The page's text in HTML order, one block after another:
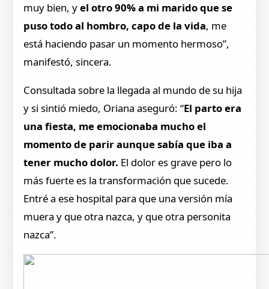
muy bien, yel otro 90% a mi marido que se
puso todo al hombro, capo de la vida, me
está haciendo pasar un momento hermoso”,
manifestó, sincera.
Consultada sobre la llegada al mundo de su hija
y si sintió miedo, Oriana aseguró: “El parto era
una fiesta, me emocionaba mucho el
momento de parir aunque sabía que iba a
tener mucho dolor. El dolor es grave pero lo
más fuerte es la transformación que sucede.
Entré a ese hospital para que una versión mía
muera y que otra nazca, y que otra personita
nazca”.